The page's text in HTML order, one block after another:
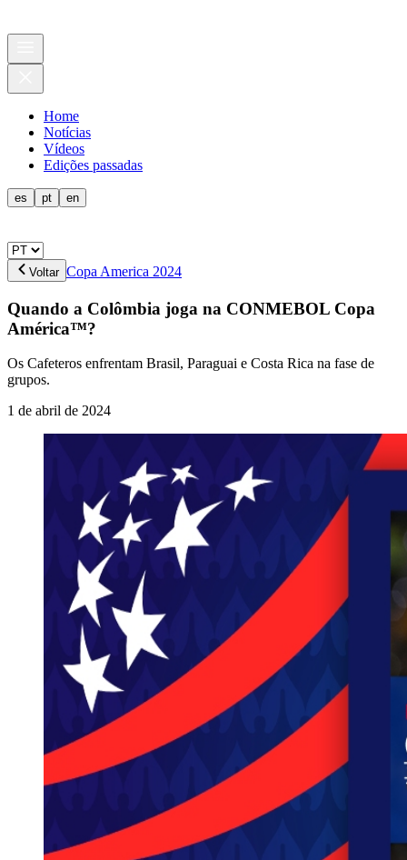
Home
Notícias
Vídeos
Edições passadas
es pt en
Voltar Copa America 2024
Quando a Colômbia joga na CONMEBOL Copa
América™?
Os Cafeteros enfrentam Brasil, Paraguai e Costa Rica na fase de
grupos.
1 de abril de 2024